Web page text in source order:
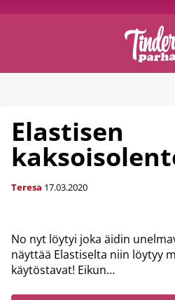
Elastisen
Teresa 17.03.2020
No nyt löytyi joka äidin
näyttää Elastiselta niin löytyy
käytöstavat! Eikun…